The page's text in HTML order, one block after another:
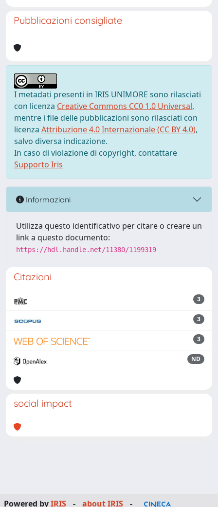
Pubblicazioni consigliate
I metadati presenti in IRIS UNIMORE sono rilasciati
con licenza Creative Commons CC0 1.0 Universal,
mentre i file delle pubblicazioni sono rilasciati con
licenza Attribuzione 4.0 Internazionale (CC BY 4.0),
salvo diversa indicazione.
In caso di violazione di copyright, contattare
Supporto Iris
Informazioni
Utilizza questo identificativo per citare o creare un
link a questo documento:
https://hdl.handle.net/11380/1199319
Citazioni
3
3
3
ND
social impact
Powered byIRIS - about IRIS -